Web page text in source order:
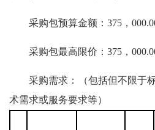
采购包预算金额：375，
采购包最高限价：375，
采购需求：（包括但不限于标
术需求或服务要求等）